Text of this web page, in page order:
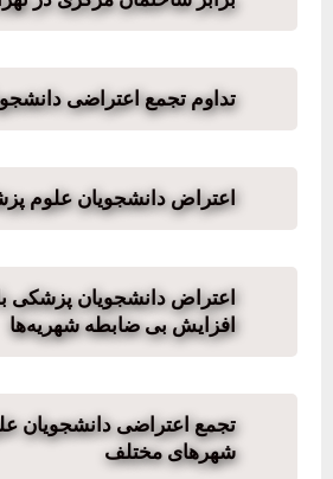
تداوم تجمع اعتراضی
اعتراض دانشجویان علوم
اعتراض دانشجویان پزشکی
افزایش بی ضابطه شهریه‌ها
تجمع اعتراضی دانشجویان
شهرهای مختلف